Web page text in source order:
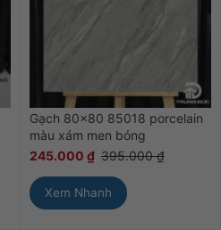
Gạch 80×80 85018 porcelain
màu xám men bóng
245.000 ₫ 395.000₫
Xem Nhanh